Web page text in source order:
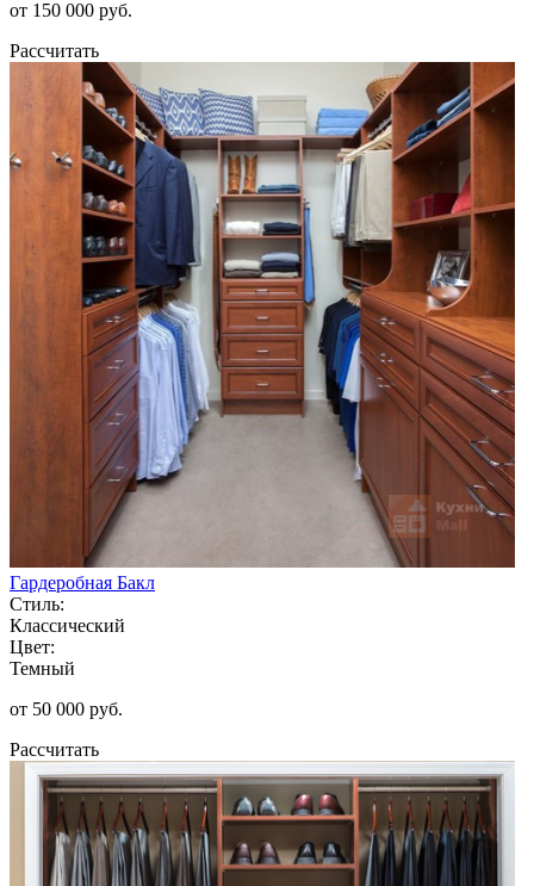
от 150 000 руб.
Рассчитать
Гардеробная Бакл
Стиль:
Классический
Цвет:
Темный
от 50 000 руб.
Рассчитать